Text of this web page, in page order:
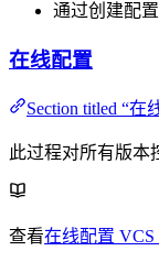
通过创建配
在线配置
Section titled “在
此过程对所有版本
查看在线配置 VCS